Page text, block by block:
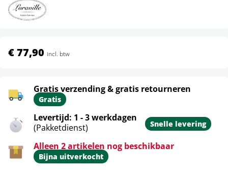
€ 77,90 incl. btw
Gratis verzending & gratis retourneren
Gratis
Levertijd: 1 - 3 werkdagen
(Pakketdienst)
Snelle levering
Alleen 2 artikelen nog beschikbaar
Bijna uitverkocht